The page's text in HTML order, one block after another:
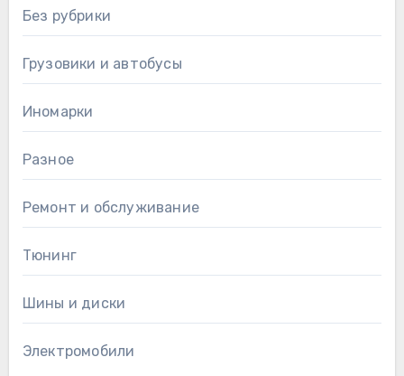
Без рубрики
Грузовики и автобусы
Иномарки
Разное
Ремонт и обслуживание
Тюнинг
Шины и диски
Электромобили